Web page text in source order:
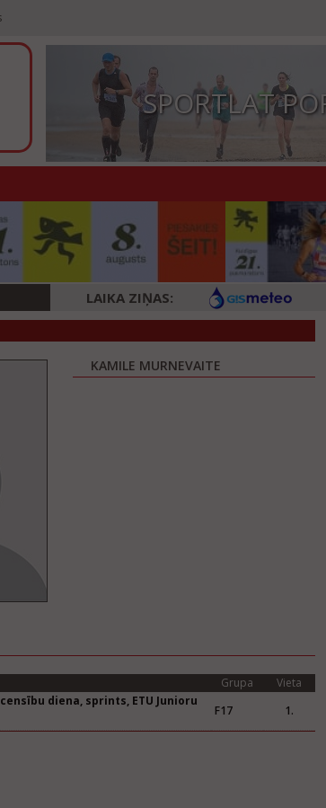
SPORTLAT
LAIKA ZIŅAS:
KAMILE MURNEVAITE
Grupa
Vieta
diena, sprints, ETU Junioru
F17 1.